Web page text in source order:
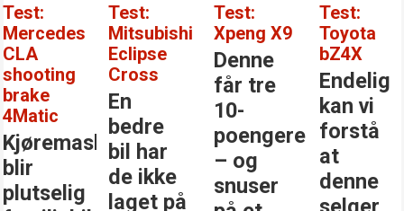
Test:
Mercedes
CLA
shooting
brake
4Matic
Kjøremaskinen
blir
plutselig
Test:
Mitsubishi
Eclipse
Cross
En
bedre
bil har
de ikke
laget på
Test:
Xpeng X9
Denne
får tre
10-
poengere
– og
snuser
Test:
Toyota
bZ4X
Endelig
kan vi
forstå
at
denne